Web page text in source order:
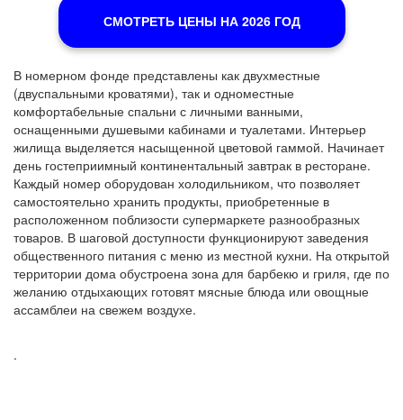
СМОТРЕТЬ ЦЕНЫ НА 2026 ГОД
В номерном фонде представлены как двухместные
(двуспальными кроватями), так и одноместные
комфортабельные спальни с личными ванными,
оснащенными душевыми кабинами и туалетами. Интерьер
жилища выделяется насыщенной цветовой гаммой. Начинает
день гостеприимный континентальный завтрак в ресторане.
Каждый номер оборудован холодильником, что позволяет
самостоятельно хранить продукты, приобретенные в
расположенном поблизости супермаркете разнообразных
товаров. В шаговой доступности функционируют заведения
общественного питания с меню из местной кухни. На открытой
территории дома обустроена зона для барбекю и гриля, где по
желанию отдыхающих готовят мясные блюда или овощные
ассамблеи на свежем воздухе.
.